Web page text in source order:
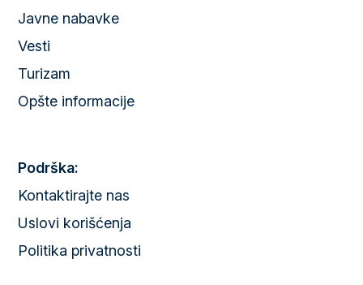
Javne nabavke
Vesti
Turizam
Opšte informacije
Podrška:
Kontaktirajte nas
Uslovi korišćenja
Politika privatnosti